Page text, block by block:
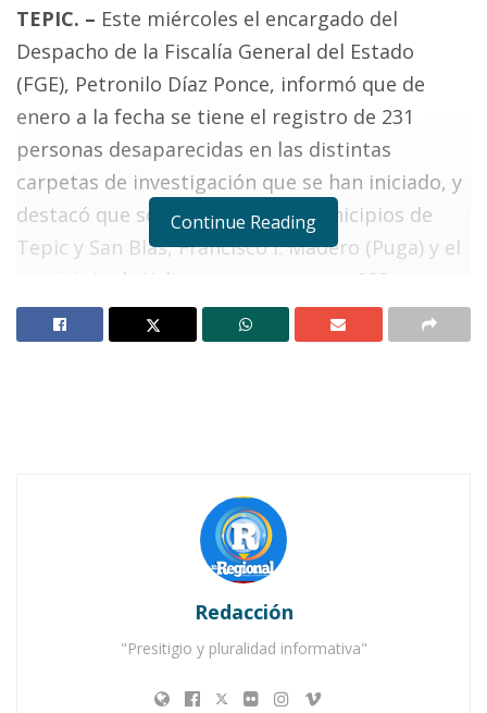
TEPIC. – Este miércoles el encargado del
Despacho de la Fiscalía General del Estado
(FGE), Petronilo Díaz Ponce, informó que de
enero a la fecha se tiene el registro de 231
personas desaparecidas en las distintas
carpetas de investigación que se han iniciado, y
destacó que solamente en los municipios de
Tepic y San Blas, Francisco I. Madero (Puga) y el
municipio de Xalisco, se concentran 229
personas desaparecidas, de las cuales a la fecha
se han encontrado con vida a 32, y 11 más sin
Interinstitucional de Desaparición de Personas y
Desaparición Forzada, donde estuvieron
presentes autoridades federales, estatales, así
del “Colectivo Familias Unidas por Nayarit”.
Continue Reading
Redacción
"Presitigio y pluralidad informativa"